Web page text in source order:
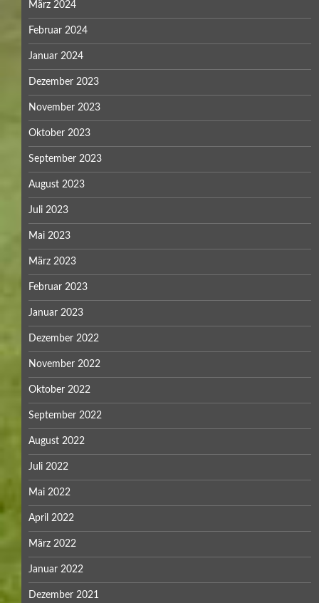
März 2024
Februar 2024
Januar 2024
Dezember 2023
November 2023
Oktober 2023
September 2023
August 2023
Juli 2023
Mai 2023
März 2023
Februar 2023
Januar 2023
Dezember 2022
November 2022
Oktober 2022
September 2022
August 2022
Juli 2022
Mai 2022
April 2022
März 2022
Januar 2022
Dezember 2021